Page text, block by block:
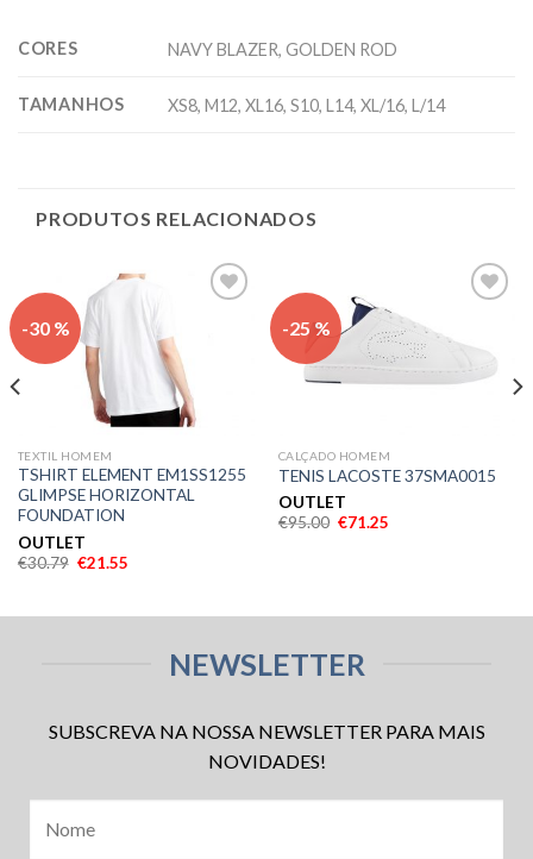
CORES NAVY BLAZER, GOLDEN ROD
TAMANHOS XS8, M12, XL16, S10, L14, XL/16, L/14
PRODUTOS RELACIONADOS
-30 %
TEXTIL HOMEM
TSHIRT ELEMENT EM1SS1255
GLIMPSE HORIZONTAL
FOUNDATION
OUTLET
€30.79 €21.55
-25 %
desejos
CALÇADO HOMEM
TENIS LACOSTE 37SMA0015
OUTLET
€95.00 €71.25
NEWSLETTER
SUBSCREVA NA NOSSA NEWSLETTER PARA MAIS
NOVIDADES!